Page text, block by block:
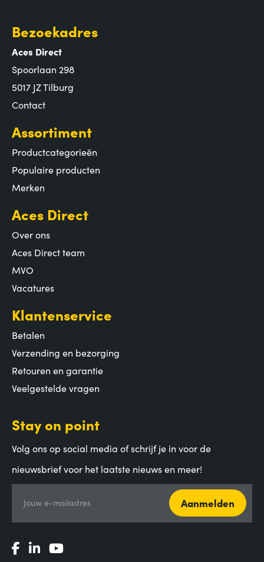
Bezoekadres
Aces Direct
Spoorlaan 298
5017 JZ Tilburg
Contact
Assortiment
Productcategorieën
Populaire producten
Merken
Aces Direct
Over ons
Aces Direct team
MVO
Vacatures
Klantenservice
Betalen
Verzending en bezorging
Retouren en garantie
Veelgestelde vragen
Stay on point
Volg ons op social media of schrijf je in voor de
nieuwsbrief voor het laatste nieuws en meer!
Jouw e-mailadres Aanmelden